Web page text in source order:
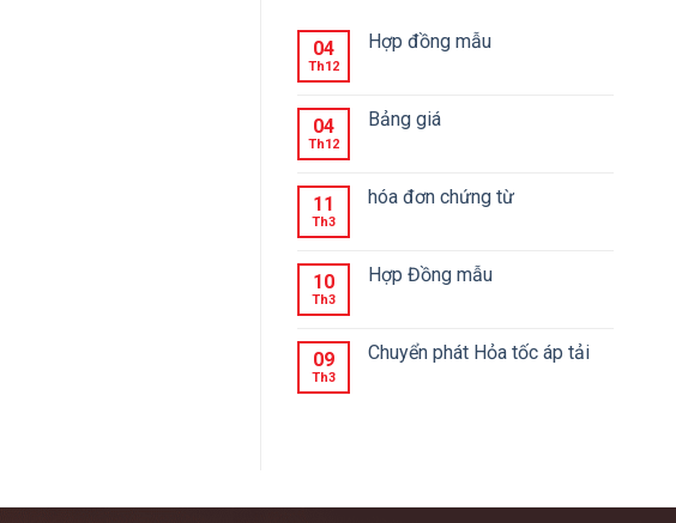
04
Th12
Hợp đồng mẫu
04
Th12
Bảng giá
11
Th3
hóa đơn chứng từ
10
Th3
Hợp Đồng mẫu
09
Th3
Chuyển phát Hỏa tốc áp tải